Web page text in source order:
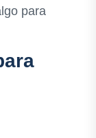
para